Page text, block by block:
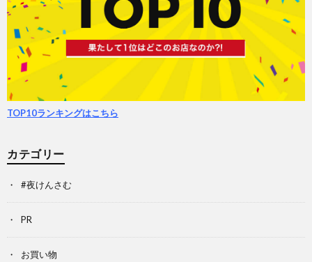
TOP10ランキングはこちら
カテゴリー
#夜けんさむ
PR
お買い物